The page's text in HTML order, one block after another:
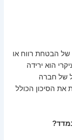
הבטחת רווח או
הוא ירידה
של חברה
וזה מפחית את הסיכון הכולל